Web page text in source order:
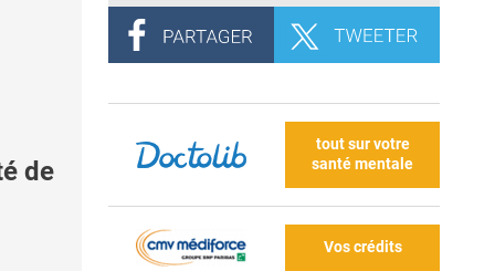
de
tout sur votre
santé mentale
Vos crédits